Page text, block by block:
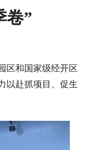
卷”
区和国家级经开区
以赴抓项目、促生